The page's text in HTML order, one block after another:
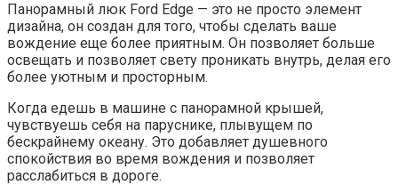
Панорамный люк Ford Edge — это не просто элемент
дизайна, он создан для того, чтобы сделать ваше
вождение еще более приятным. Он позволяет больше
освещать и позволяет свету проникать внутрь, делая его
более уютным и просторным.
Когда едешь в машине с панорамной крышей,
чувствуешь себя на паруснике, плывущем по
бескрайнему океану. Это добавляет душевного
спокойствия во время вождения и позволяет
расслабиться в дороге.